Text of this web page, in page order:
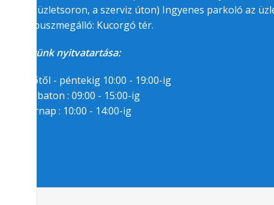
Segítségre van
06/30/94-22-55-8
felőli üzletsoron, a szerviz úton) Ingyenes parkoló az
BKK buszmegálló: Kucorgó tér.
Üzletünk nyitvatartása:
Hétfőtől - péntekig 10:00 - 19:00-ig
Szombaton : 09:00 - 15:00-ig
Vasárnap : 10:00 - 14:00-ig